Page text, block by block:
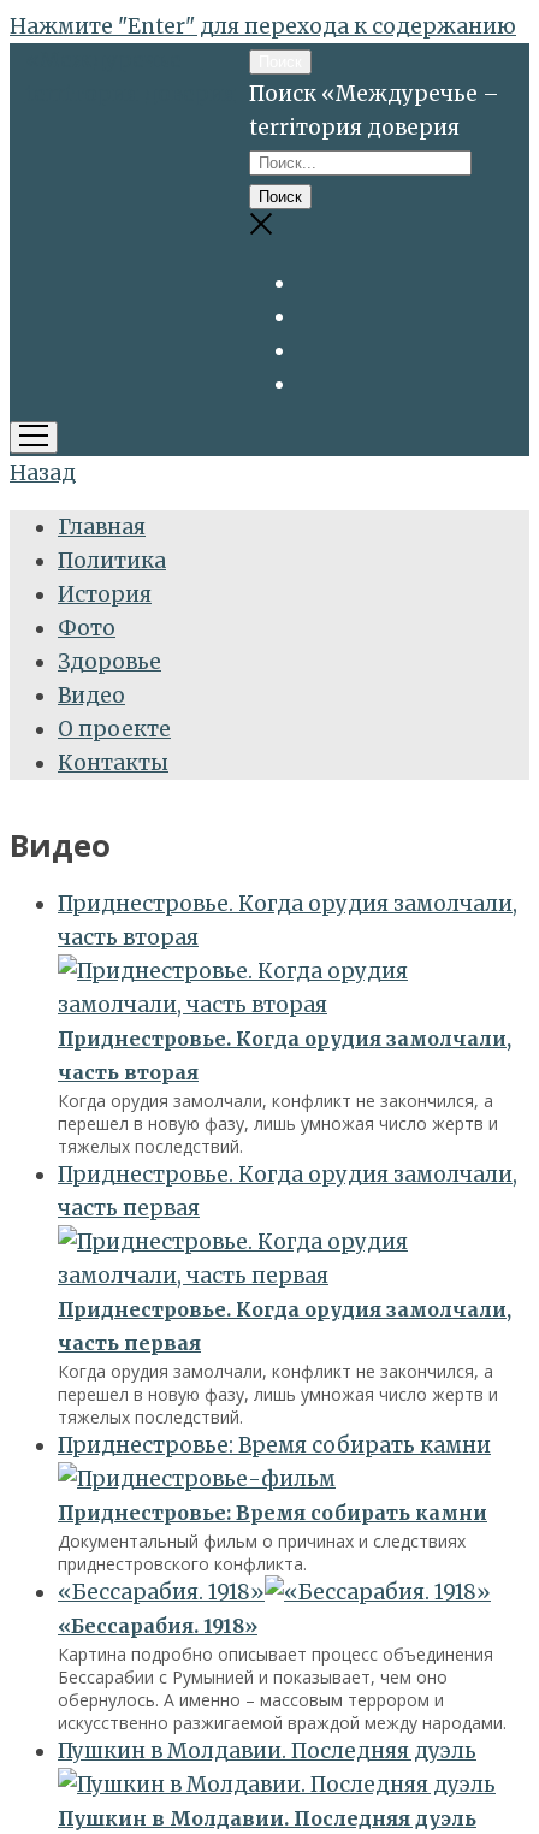
Нажмите "Enter" для перехода к содержанию
Поиск «Междуречье –
terriтория доверия
открыть
меню
Назад
Главная
Политика
История
Фото
Здоровье
Видео
О проекте
Контакты
Видео
Приднестровье. Когда орудия замолчали,
часть вторая
Приднестровье. Когда орудия замолчали,
часть вторая
Когда орудия замолчали, конфликт не закончился, а
перешел в новую фазу, лишь умножая число жертв и
тяжелых последствий.
Приднестровье. Когда орудия замолчали,
часть первая
Приднестровье. Когда орудия замолчали,
часть первая
Когда орудия замолчали, конфликт не закончился, а
перешел в новую фазу, лишь умножая число жертв и
тяжелых последствий.
Приднестровье: Время собирать камни
Приднестровье: Время собирать камни
Документальный фильм о причинах и следствиях
приднестровского конфликта.
«Бессарабия. 1918»
«Бессарабия. 1918»
Картина подробно описывает процесс объединения
Бессарабии с Румынией и показывает, чем оно
обернулось. А именно – массовым террором и
искусственно разжигаемой враждой между народами.
Пушкин в Молдавии. Последняя дуэль
Пушкин в Молдавии. Последняя дуэль